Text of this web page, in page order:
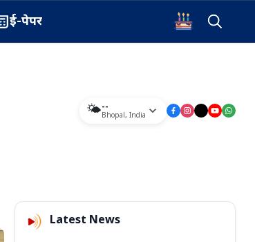
ई-पेपर
🌤️--
Bhopal, India
Latest News